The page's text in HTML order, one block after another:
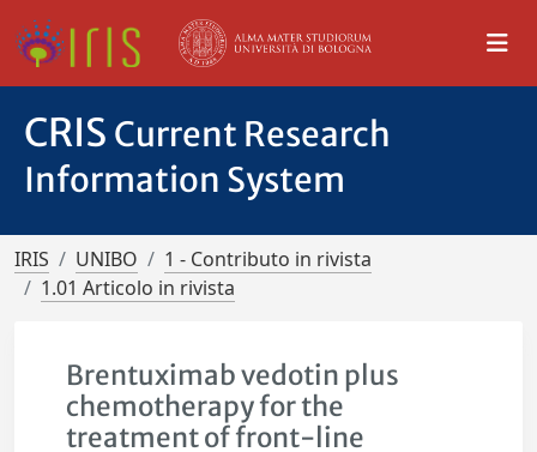
CRIS Current Research
Information System
IRIS UNIBO
1 - Contributo in rivista
1.01 Articolo in rivista
Brentuximab vedotin plus
chemotherapy for the
treatment of front-line